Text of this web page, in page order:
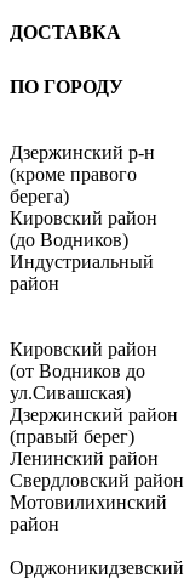
ДОСТАВКА
ПО ГОРОДУ
Дзержинский р-н
(кроме правого
берега)
Кировский район
(до Водников)
Индустриальный
район
Кировский район
(от Водников до
ул.Сивашская)
Дзержинский район
(правый берег)
Ленинский район
Свердловский район
Мотовилихинский
район
Орджоникидзевский